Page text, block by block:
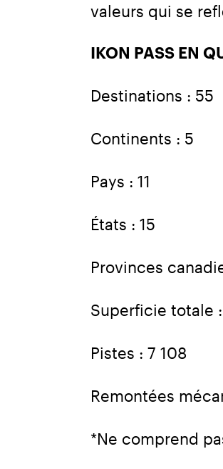
valeurs qui se
IKON PASS EN
Destinations : 55
Continents : 5
Pays : 11
États : 15
Provinces
Superficie totale
Pistes : 7 108
Remontées
*Ne comprend